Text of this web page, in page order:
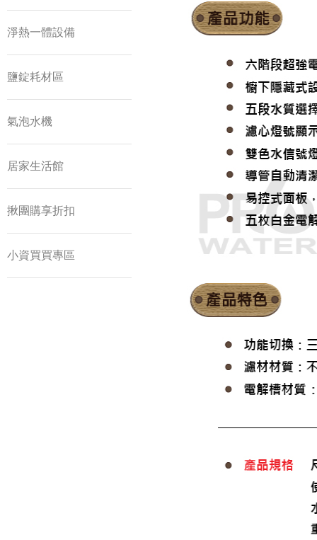
淨熱一體設備
鹽錠耗材區
氣泡水機
居家生活館
揪團購享折扣
小資買買專區